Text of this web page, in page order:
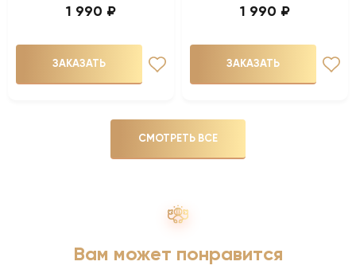
1 990 ₽
ЗАКАЗАТЬ
1 990 ₽
ЗАКАЗАТЬ
СМОТРЕТЬ ВСЕ
Вам может понравится